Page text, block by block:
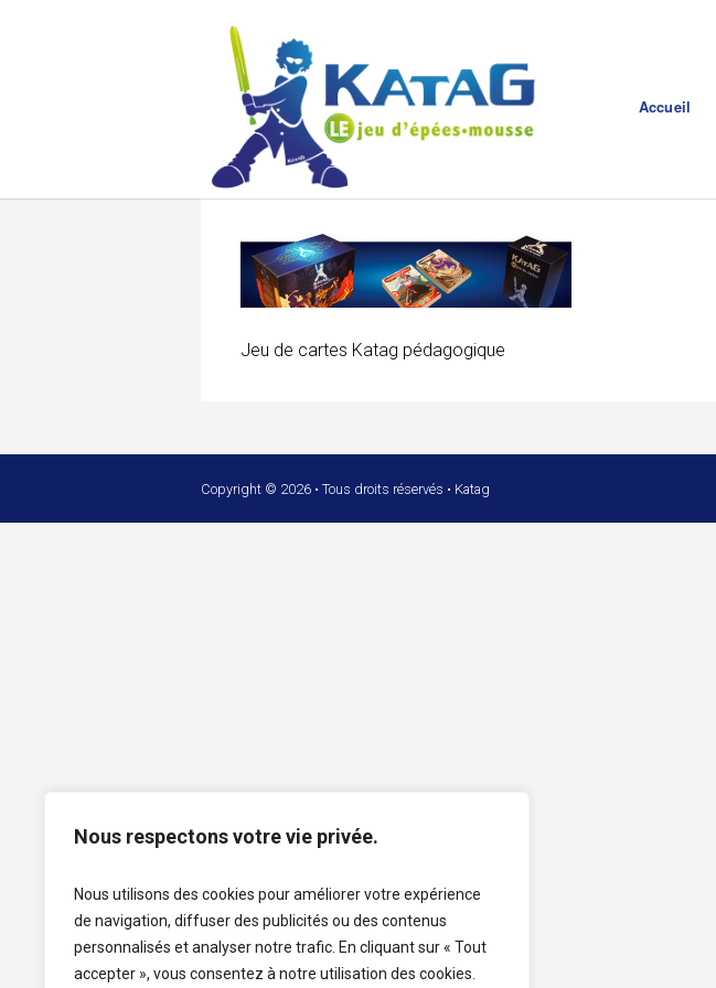
Nous respectons votre vie privée.
Nous utilisons des cookies pour améliorer votre expérience
de navigation, diffuser des publicités ou des contenus
personnalisés et analyser notre trafic. En cliquant sur « Tout
accepter », vous consentez à notre utilisation des cookies.
Accueil
Jeu de cartes Katag pédagogique
Copyright © 2026 • Tous droits réservés • Katag